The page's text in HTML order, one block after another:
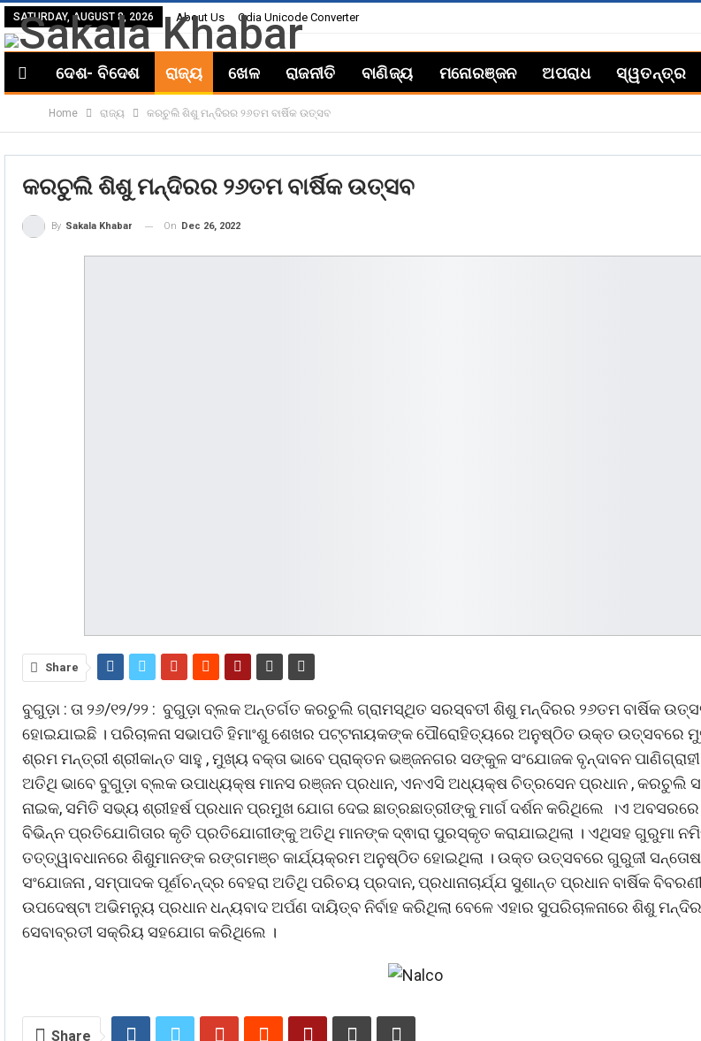
SATURDAY, AUGUST 8, 2026 About Us Odia Unicode Converter
ଦେଶ- ବିଦେଶ ରାଜ୍ୟ ଖେଳ ରାଜନୀତି ବାଣିଜ୍ୟ ମନୋରଞ୍ଜନ ଅପରାଧ ସ୍ୱତନ୍ତ୍ର
Home ରାଜ୍ୟ କରଚୁଲି ଶିଶୁ ମନ୍ଦିରର ୨୬ତମ ବାର୍ଷିକ ଉତ୍ସବ
କରଚୁଲି ଶିଶୁ ମନ୍ଦିରର ୨୬ତମ ବାର୍ଷିକ ଉତ୍ସବ
By Sakala Khabar On Dec 26, 2022
Share
ବୁଗୁଡ଼ା : ତା ୨୬/୧୨/୨୨ : ବୁଗୁଡ଼ା ବ୍ଲକ ଅନ୍ତର୍ଗତ କରଚୁଲି ଗ୍ରାମସ୍ଥିତ ସରସ୍ବତୀ ଶିଶୁ ମନ୍ଦିରର ୨୬ତମ ବାର୍ଷିକ
ହୋଇଯାଇଛି । ପରିଚାଳନା ସଭାପତି ହିମାଂଶୁ ଶେଖର ପଟ୍ଟନାୟକଙ୍କ ପୌରୋହିତ୍ୟରେ ଅନୁଷ୍ଠିତ ଉକ୍ତ ଉତ୍ସବରେ
ଶ୍ରମ ମନ୍ତ୍ରୀ ଶ୍ରୀକାନ୍ତ ସାହୁ , ମୁଖ୍ୟ ବକ୍ତା ଭାବେ ପ୍ରାକ୍ତନ ଭଞ୍ଜନଗର ସଙ୍କୁଳ ସଂଯୋଜକ ବୃନ୍ଦାବନ ପାଣିଗ୍ରାହୀ
ଅତିଥି ଭାବେ ବୁଗୁଡ଼ା ବ୍ଲକ ଉପାଧ୍ୟକ୍ଷ ମାନସ ରଞ୍ଜନ ପ୍ରଧାନ, ଏନଏସି ଅଧ୍ୟକ୍ଷ ଚିତ୍ରସେନ ପ୍ରଧାନ , କରଚୁଲି
ନାଇକ, ସମିତି ସଭ୍ୟ ଶ୍ରୀହର୍ଷ ପ୍ରଧାନ ପ୍ରମୁଖ ଯୋଗ ଦେଇ ଛାତ୍ରଛାତ୍ରୀଙ୍କୁ ମାର୍ଗ ଦର୍ଶନ କରିଥିଲେ ।ଏ
ବିଭିନ୍ନ ପ୍ରତିଯୋଗିତାର କୃତି ପ୍ରତିଯୋଗୀଙ୍କୁ ଅତିଥି ମାନଙ୍କ ଦ୍ଵାରା ପୁରସ୍କୃତ କରାଯାଇଥିଲା । ଏଥିସହ ଗୁରୁମା
ତତ୍ତ୍ୱାବଧାନରେ ଶିଶୁମାନଙ୍କ ରଙ୍ଗମଞ୍ଚ କାର୍ଯ୍ୟକ୍ରମ ଅନୁଷ୍ଠିତ ହୋଇଥିଲା । ଉକ୍ତ ଉତ୍ସବରେ ଗୁରୁଜୀ ସନ୍ତୋଷ
ସଂଯୋଜନା , ସମ୍ପାଦକ ପୂର୍ଣଚନ୍ଦ୍ର ବେହରା ଅତିଥି ପରିଚୟ ପ୍ରଦାନ, ପ୍ରଧାନାଚାର୍ଯ୍ଯ ସୁଶାନ୍ତ ପ୍ରଧାନ ବାର୍ଷିକ
ଉପଦେଷ୍ଟା ଅଭିମନ୍ୟୁ ପ୍ରଧାନ ଧନ୍ୟବାଦ ଅର୍ପଣ ଦାୟିତ୍ବ ନିର୍ବାହ କରିଥିଲା ବେଳେ ଏହାର ସୁପରିଚାଳନାରେ ଶିଶୁ
ସେବାବ୍ରତୀ ସକ୍ରିୟ ସହଯୋଗ କରିଥିଲେ ।
Share